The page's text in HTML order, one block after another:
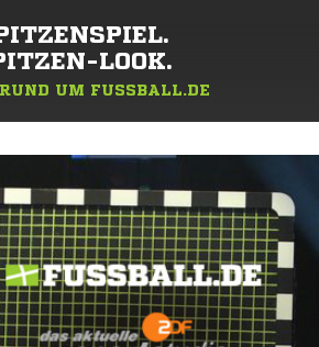
LOOK.
UM FUSSBALL.DE